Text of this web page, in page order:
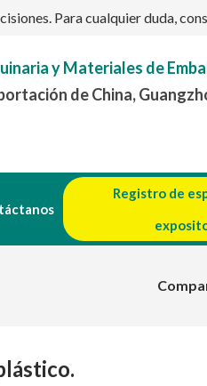
Para cualquier duda,
y Materiales de
de China,
Registro de